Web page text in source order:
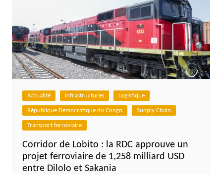
Actualité Infrastructures Logistique
République Démocratique du Congo Supply Chain
Transport ferroviaire
Corridor de Lobito : la RDC approuve un
projet ferroviaire de 1,258 milliard USD
entre Dilolo et Sakania